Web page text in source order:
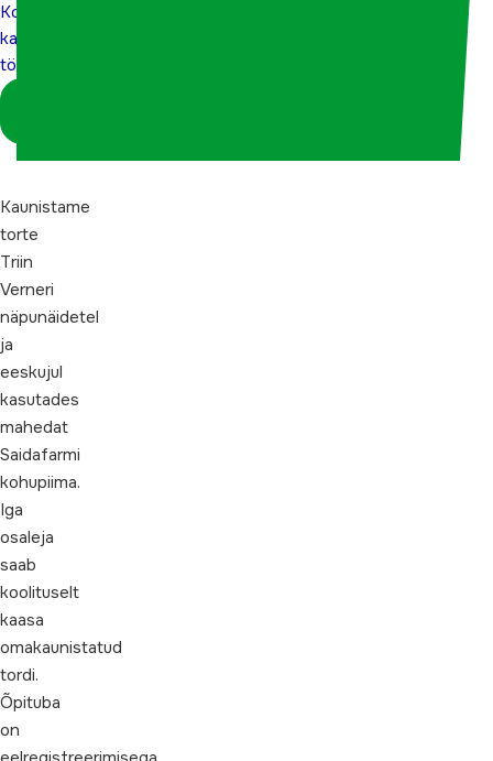
Kohupiimatordi
kaunistamise
töötuba
Kaunistame
torte
Triin
Verneri
näpunäidetel
ja
eeskujul
kasutades
mahedat
Saidafarmi
kohupiima.
Iga
osaleja
saab
koolituselt
kaasa
omakaunistatud
tordi.
Õpituba
on